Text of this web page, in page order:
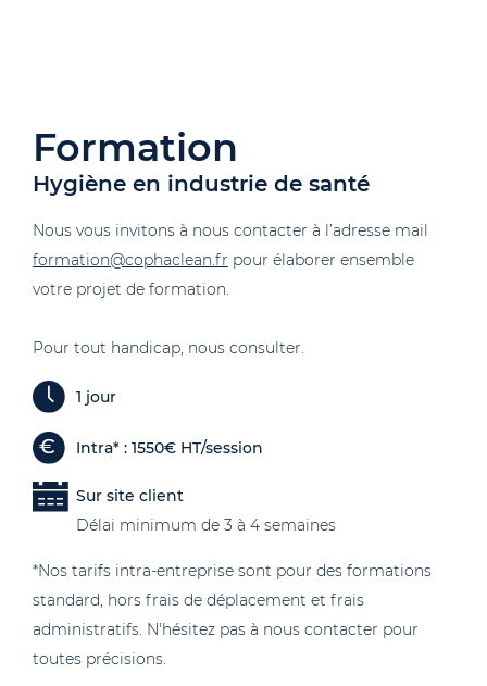
Formation
Hygiène en industrie de santé
Nous vous invitons à nous contacter à l’adresse mail
formation@cophaclean.fr pour élaborer ensemble
votre projet de formation.
Pour tout handicap, nous consulter.
1 jour
Intra* : 1550€ HT/session
Sur site client
Délai minimum de 3 à 4 semaines
*Nos tarifs intra-entreprise sont pour des formations
standard, hors frais de déplacement et frais
administratifs. N'hésitez pas à nous contacter pour
toutes précisions.